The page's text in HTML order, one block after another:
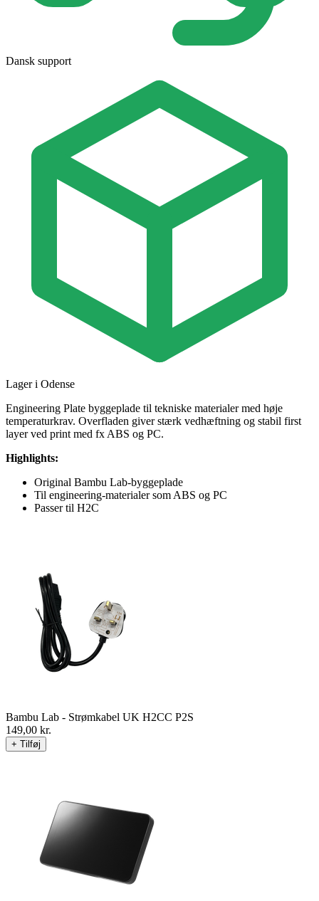
Dansk support
Lager i Odense
Engineering Plate byggeplade til tekniske materialer med høje
temperaturkrav. Overfladen giver stærk vedhæftning og stabil first
layer ved print med fx ABS og PC.
Highlights:
Original Bambu Lab-byggeplade
Til engineering-materialer som ABS og PC
Passer til H2C
Bambu Lab - Strømkabel UK H2CC P2S
149,00 kr.
+ Tilføj